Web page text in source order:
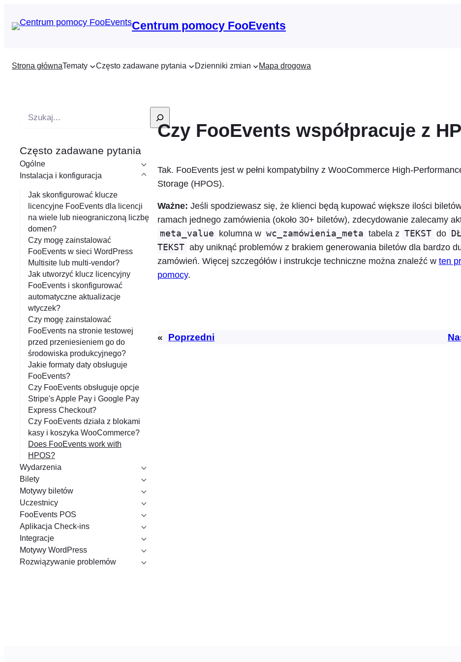
Centrum pomocy FooEvents
Strona głównaTematy Często zadawane pytania Dzienniki zmian Mapa drogowa
z
u
Często zadawane pytania
Ogólne
Instalacja i konfiguracja
Jak skonfigurować klucze
licencyjne FooEvents dla licencji
na wiele lub nieograniczoną liczbę
domen?
Czy mogę zainstalować
FooEvents w sieci WordPress
Multisite lub multi-vendor?
Jak utworzyć klucz licencyjny
FooEvents i skonfigurować
automatyczne aktualizacje
wtyczek?
Czy mogę zainstalować
FooEvents na stronie testowej
przed przeniesieniem go do
środowiska produkcyjnego?
Jakie formaty daty obsługuje
FooEvents?
Czy FooEvents obsługuje opcje
Stripe's Apple Pay i Google Pay
Express Checkout?
Czy FooEvents działa z blokami
kasy i koszyka WooCommerce?
Does FooEvents work with
HPOS?
Wydarzenia
Bilety
Motywy biletów
Uczestnicy
FooEvents POS
Aplikacja Check-ins
Integracje
Motywy WordPress
Rozwiązywanie problemów
Czy FooEvents współpracuje z
Tak. FooEvents jest w pełni kompatybilny z WooCommerce High-
Storage (HPOS).
Ważne: Jeśli spodziewasz się, że klienci będą kupować większe ilości
ramach jednego zamówienia (około 30+ biletów), zdecydowanie zalecamy
meta_value
kolumna w wc_zamówienia_meta tabela z TEKST do
TEKST aby uniknąć problemów z brakiem generowania biletów dla bardzo
zamówień. Więcej szczegółów i instrukcje techniczne można znaleźć w ten
pomocy.
« Poprzedni